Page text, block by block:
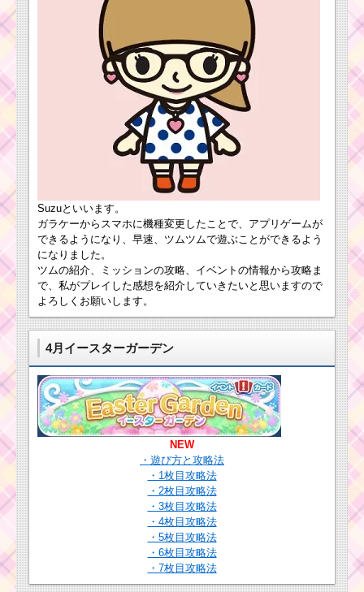
稼ぐミッション
を攻略するツム
ツムツム10月のハロウ
ィンイベントの全報酬
と必要キャンディ数情
報！
耳が丸いツムを
スキルを5回使う
ミッションを攻
友達を呼ぶスキルで40
チェーン以上出すミッ
ハピネスツムで900コ
イン稼ぐミッションを
攻略するツム
耳がとがったツムで
240コンボを出したピ
グレットの使い方とコ
ツ
イベント1枚目のミッシ
ョン内容と攻略
1プレイで口の
見えるツムを190
個消すミッショ
ンを攻略するキ
ャラ
スターウォーズ 連続
クリアは諦めポイント
を稼ぐのが攻略法【ツ
黄色のツムを合計で
650個消すミッション
を攻略するツム
ベント5階のミッション
内容と攻略
まつ毛のあるツ
を稼ぐミッショ
ンを攻略するツ
ム
ツムツム11月プーさ
んのハチミツあつめ7枚
目のミッション内容と
攻略
Suzuといいます。
ガラケーからスマホに機種変更したことで、アプリゲームが
できるようになり、早速、ツムツムで遊ぶことができるよう
になりました。
ツムの紹介、ミッションの攻略、イベントの情報から攻略ま
で、私がプレイした感想を紹介していきたいと思いますので
よろしくお願いします。
4月イースターガーデン
NEW
・遊び方と攻略法
・1枚目攻略法
・2枚目攻略法
・3枚目攻略法
・4枚目攻略法
・5枚目攻略法
・6枚目攻略法
・7枚目攻略法